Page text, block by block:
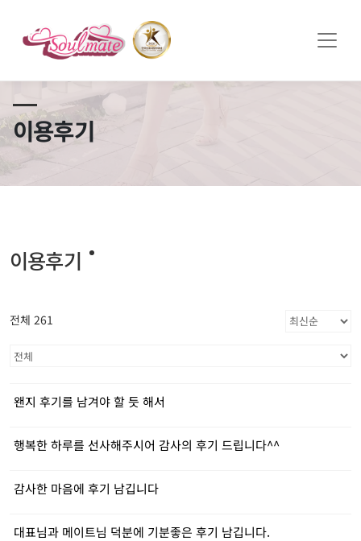
이용후기
이용후기
전체 261
왠지 후기를 남겨야 할 듯 해서
행복한 하루를 선사해주시어 감사의 후기 드립니다^^
감사한 마음에 후기 남깁니다
대표님과 메이트님 덕분에 기분좋은 후기 남깁니다.
쏠메이트×토모토모 프로모션 영상 full버전 보러가기